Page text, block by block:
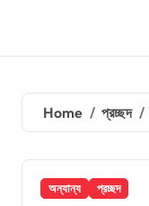
Home প্রচ্ছদ
অন্যান্য প্রচ্ছদ